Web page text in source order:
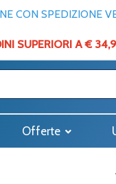
CON SPEDIZIONE
SUPERIORI A €
Offerte